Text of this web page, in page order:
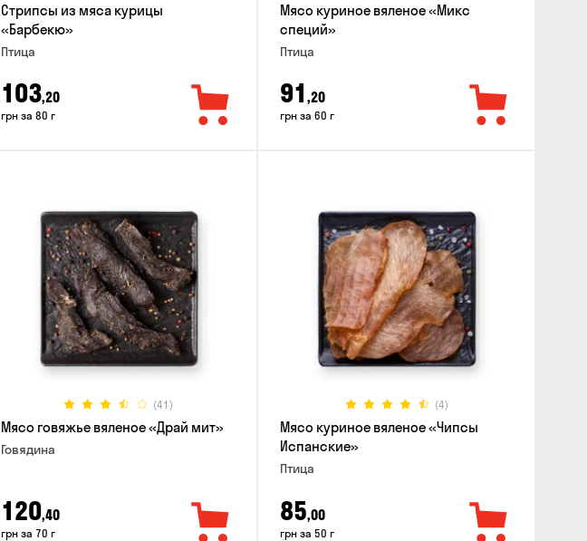
Стрипсы из мяса курицы
«Барбекю»
Птица
103,20
грн за 80 г
Мясо куриное вяленое «Микс
специй»
Птица
91 ,20
грн за 60 г
(41)
Мясо говяжье вяленое «Драй мит»
Говядина
120,40
грн за 70 г
(4)
Мясо куриное вяленое «Чипсы
Испанские»
Птица
85,00
грн за 50 г